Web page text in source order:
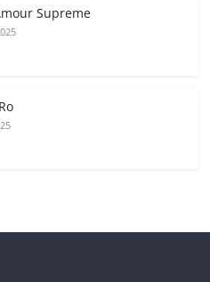
Supreme